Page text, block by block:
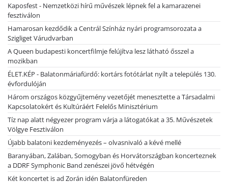
Kaposfest - Nemzetközi hírű művészek lépnek fel a kamarazenei
fesztiválon
Hamarosan kezdődik a Centrál Színház nyári programsorozata a
Szigliget Várudvarban
A Queen budapesti koncertfilmje felújítva lesz látható ősszel a
mozikban
ÉLET.KÉP - Balatonmáriafürdő: kortárs fotótárlat nyílt a település 130.
évfordulóján
Három országos közgyűjtemény vezetőjét menesztette a Társadalmi
Kapcsolatokért és Kultúráért Felelős Minisztérium
Tíz nap alatt négyezer program várja a látogatókat a 35. Művészetek
Völgye Fesztiválon
Újabb balatoni kezdeményezés – olvasnivaló a kévé mellé
Baranyában, Zalában, Somogyban és Horvátországban koncerteznek
a DDRF Symphonic Band zenészei jövő hétvégén
Két koncertet is ad Zorán idén Balatonfüreden